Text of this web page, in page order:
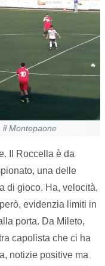
il Montepaone
Il Roccella è da
una delle
di gioco. Ha, velocità,
evidenzia limiti in
porta. Da Mileto,
capolista che ci ha
notizie positive ma